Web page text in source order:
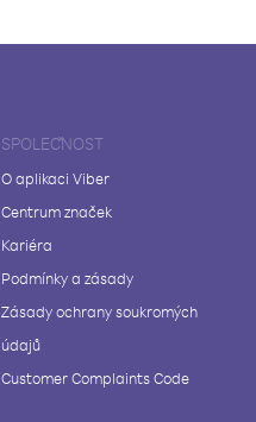
SPOLEČNOST
O aplikaci Viber
Centrum značek
Kariéra
Podmínky a zásady
Zásady ochrany soukromých
údajů
Customer Complaints Code